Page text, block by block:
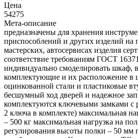
Цена
54275
Мета-описание
предназначены для хранения
приспособлений и других изделий на
мастерских, автосервисах изделия
соответствие требованиям ГОСТ
индивидуально смоделировать шкаф,
комплектующие и их расположение в
оцинкованной стали и пластиковые
бесшумный ход дверей и надежное
комплектуются ключевыми замками с
2 ключа в комплекте) максимальная
– 500 кг максимальная нагрузка на
регулирования высоты полки – 50 мм